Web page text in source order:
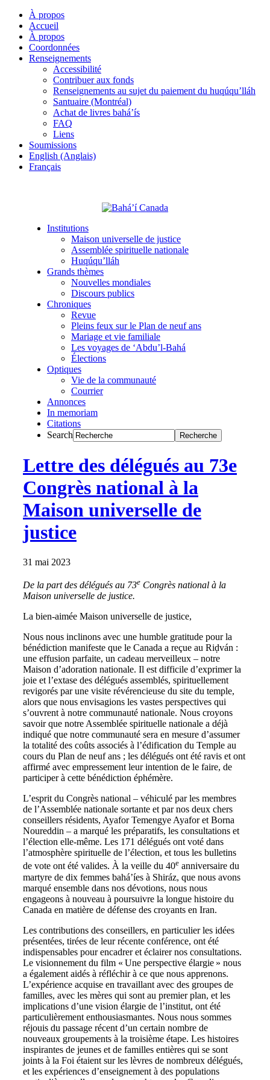
À propos
Accueil
À propos
Coordonnées
Renseignements
Accessibilité
Contribuer aux fonds
Renseignements au sujet du paiement du huqúqu’lláh
Santuaire (Montréal)
Achat de livres bahá’ís
FAQ
Liens
Soumissions
English (Anglais)
Français
Institutions
Maison universelle de justice
Assemblée spirituelle nationale
Huqúqu’lláh
Grands thèmes
Nouvelles mondiales
Discours publics
Chroniques
Revue
Pleins feux sur le Plan de neuf ans
Mariage et vie familiale
Les voyages de ‘Abdu’l-Bahá
Élections
Optiques
Vie de la communauté
Courrier
Annonces
In memoriam
Citations
Search
Lettre des délégués au 73e
Congrès national à la
Maison universelle de
justice
31 mai 2023
De la part des délégués au 73e Congrès national à la
Maison universelle de justice.
La bien-aimée Maison universelle de justice,
Nous nous inclinons avec une humble gratitude pour la
bénédiction manifeste que le Canada a reçue au Riḍván :
une effusion parfaite, un cadeau merveilleux – notre
Maison d’adoration nationale. Il est difficile d’exprimer la
joie et l’extase des délégués assemblés, spirituellement
revigorés par une visite révérencieuse du site du temple,
alors que nous envisagions les vastes perspectives qui
s’ouvrent à notre communauté nationale. Nous croyons
savoir que notre Assemblée spirituelle nationale a déjà
indiqué que notre communauté sera en mesure d’assumer
la totalité des coûts associés à l’édification du Temple au
cours du Plan de neuf ans ; les délégués ont été ravis et ont
affirmé avec empressement leur intention de le faire, de
participer à cette bénédiction éphémère.
L’esprit du Congrès national – véhiculé par les membres
de l’Assemblée nationale sortante et par nos deux chers
conseillers résidents, Ayafor Temengye Ayafor et Borna
Noureddin – a marqué les préparatifs, les consultations et
l’élection elle-même. Les 171 délégués ont voté dans
l’atmosphère spirituelle de l’élection, et tous les bulletins
de vote ont été valides. À la veille du 40e anniversaire du
martyre de dix femmes bahá’íes à Shiráz, que nous avons
marqué ensemble dans nos dévotions, nous nous
engageons à nouveau à poursuivre la longue histoire du
Canada en matière de défense des croyants en Iran.
Les contributions des conseillers, en particulier les idées
présentées, tirées de leur récente conférence, ont été
indispensables pour encadrer et éclairer nos consultations.
Le visionnement du film « Une perspective élargie » nous
a également aidés à réfléchir à ce que nous apprenons.
L’expérience acquise en travaillant avec des groupes de
familles, avec les mères qui sont au premier plan, et les
implications d’une vision élargie de l’institut, ont été
particulièrement enthousiasmantes. Nous nous sommes
réjouis du passage récent d’un certain nombre de
nouveaux groupements à la troisième étape. Les histoires
inspirantes de jeunes et de familles entières qui se sont
joints à la Foi étaient sur les lèvres de nombreux délégués,
et les expériences d’enseignement à des populations